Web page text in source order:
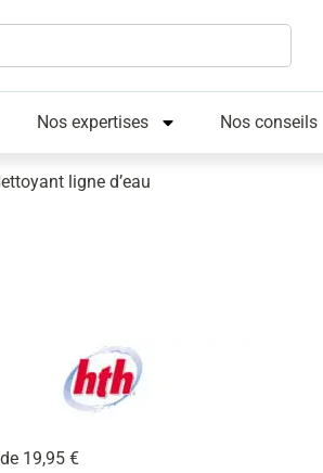
Nos expertises Nos conseils
ligne d’eau
19,95 €